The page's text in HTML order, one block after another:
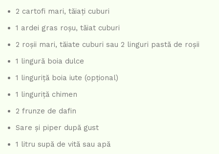
2 cartofi mari, tăiați cuburi
1 ardei gras roșu, tăiat cuburi
2 roșii mari, tăiate cuburi sau 2 linguri pastă de roșii
1 lingură boia dulce
1 linguriță boia iute (opțional)
1 linguriță chimen
2 frunze de dafin
Sare și piper după gust
1 litru supă de vită sau apă